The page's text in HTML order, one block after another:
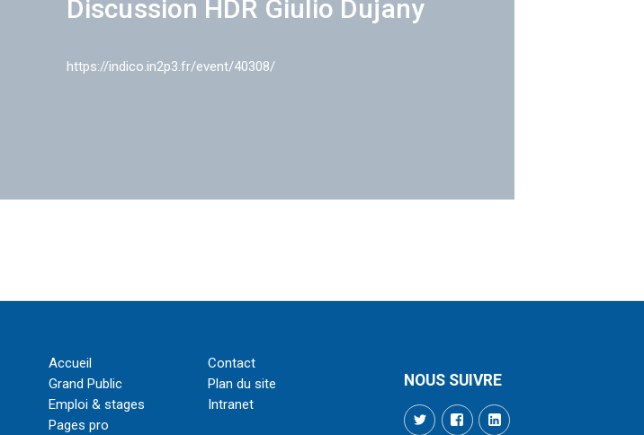
Discussion HDR Giulio Dujany
https://indico.in2p3.fr/event/40308/
Accueil
Grand Public
Emploi & stages
Pages pro
Contact
Plan du site
Intranet
NOUS SUIVRE
TwitterFacebookLinkedIn